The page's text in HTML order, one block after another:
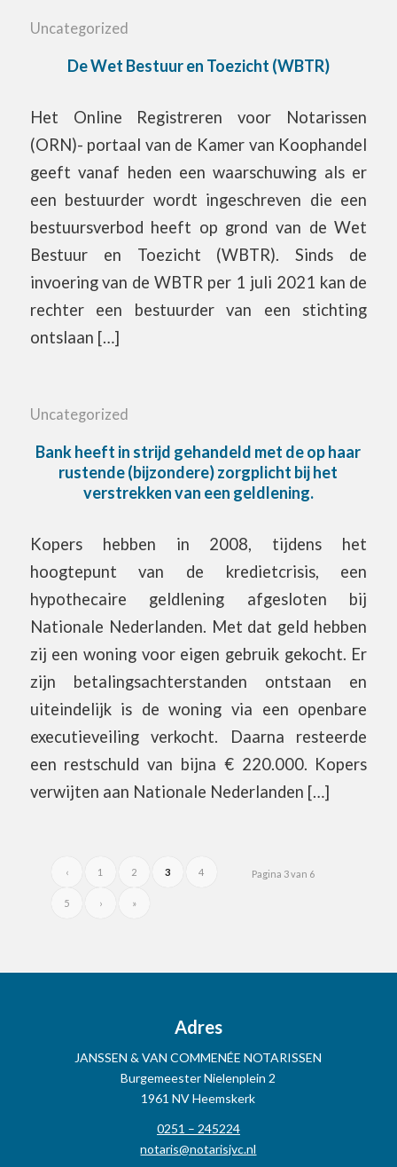
Uncategorized
De Wet Bestuur en Toezicht (WBTR)
Het Online Registreren voor Notarissen
(ORN)- portaal van de Kamer van Koophandel
geeft vanaf heden een waarschuwing als er
een bestuurder wordt ingeschreven die een
bestuursverbod heeft op grond van de Wet
Bestuur en Toezicht (WBTR). Sinds de
invoering van de WBTR per 1 juli 2021 kan de
rechter een bestuurder van een stichting
ontslaan […]
Uncategorized
Bank heeft in strijd gehandeld met de op haar
rustende (bijzondere) zorgplicht bij het
verstrekken van een geldlening.
Kopers hebben in 2008, tijdens het
hoogtepunt van de kredietcrisis, een
hypothecaire geldlening afgesloten bij
Nationale Nederlanden. Met dat geld hebben
zij een woning voor eigen gebruik gekocht. Er
zijn betalingsachterstanden ontstaan en
uiteindelijk is de woning via een openbare
executieveiling verkocht. Daarna resteerde
een restschuld van bijna € 220.000. Kopers
verwijten aan Nationale Nederlanden […]
Pagina 3 van 6
‹ 1 2 3 4
5 › »
Adres
JANSSEN & VAN COMMENÉE NOTARISSEN
Burgemeester Nielenplein 2
1961 NV Heemskerk
0251 – 245224
notaris@notarisjvc.nl